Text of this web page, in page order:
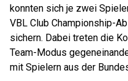
konnten sich je zwei
VBL Club Championship-
sichern. Dabei treten die
Team-Modus
mit Spielern aus der